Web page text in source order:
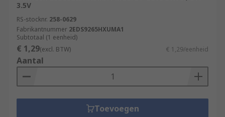
3.5V
RS-stocknr. 258-0629
Fabrikantnummer 2EDS9265HXUMA1
Subtotaal (1 eenheid)
€ 1,29(excl. BTW) € 1,29/eenheid
Aantal
Toevoegen